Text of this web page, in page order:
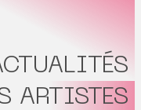
ARTISTES